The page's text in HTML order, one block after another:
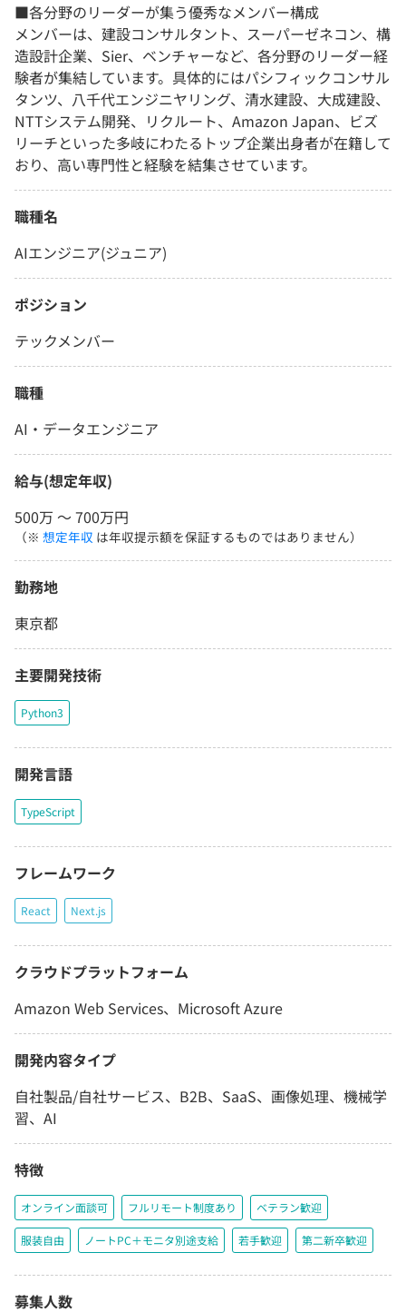
■各分野のリーダーが集う優秀なメンバー構成
メンバーは、建設コンサルタント、スーパーゼネコン、構
造設計企業、Sier、ベンチャーなど、各分野のリーダー経
験者が集結しています。具体的にはパシフィックコンサル
タンツ、八千代エンジニヤリング、清水建設、大成建設、
NTTシステム開発、リクルート、Amazon Japan、ビズ
リーチといった多岐にわたるトップ企業出身者が在籍して
おり、高い専門性と経験を結集させています。
職種名
AIエンジニア(ジュニア)
ポジション
テックメンバー
職種
AI・データエンジニア
給与(想定年収)
500万 〜 700万円
（※ 想定年収 は年収提示額を保証するものではありません）
勤務地
東京都
主要開発技術
Python3
開発言語
TypeScript
フレームワーク
React Next.js
クラウドプラットフォーム
Amazon Web Services、Microsoft Azure
開発内容タイプ
自社製品/自社サービス、B2B、SaaS、画像処理、機械学
習、AI
特徴
オンライン面談可 フルリモート制度あり ベテラン歓迎
服装自由 ノートPC＋モニタ別途支給 若手歓迎 第二新卒歓迎
募集人数